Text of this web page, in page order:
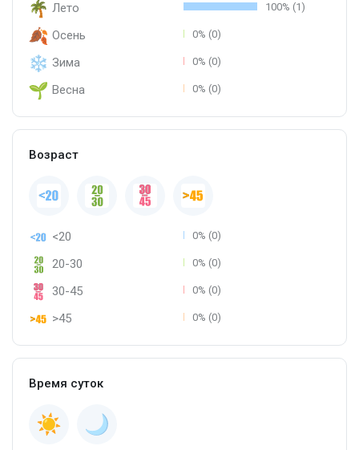
Лето 100% (1)
Осень 0% (0)
Зима 0% (0)
Весна 0% (0)
Возраст
<20 0% (0)
20-30 0% (0)
30-45 0% (0)
>45 0% (0)
Время суток